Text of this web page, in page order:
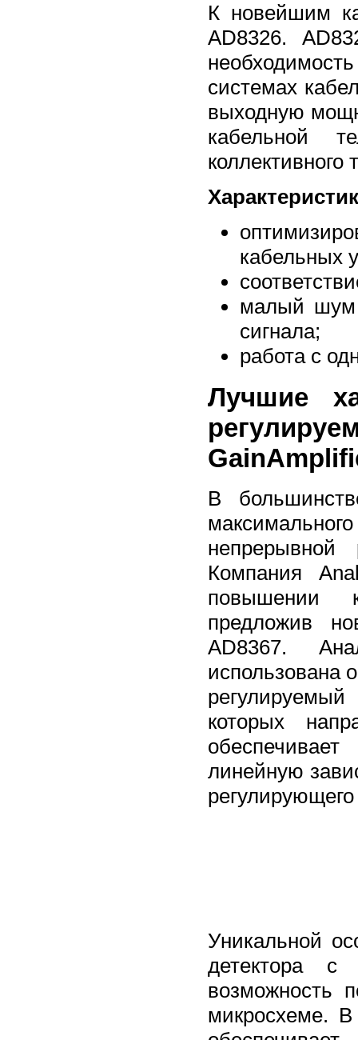
К новейшим
AD8326.
системах
выходную
кабельной
кабельных
малый шум
сигнала;
работа с
Лучшие
В
непрерывной
Компания
повышении
предложив
AD8367.
использована
которых
линейную
Уникальной
детектора с
возможность
микросхеме.